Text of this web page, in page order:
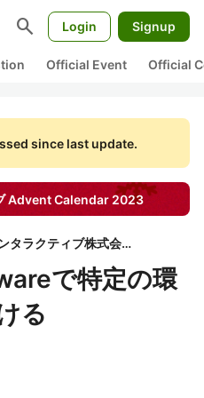
search Login Signup
Official Event Official
since last update.
Advent Calendar 2023
ファンタラクティブ株式会社
で特定の環
る